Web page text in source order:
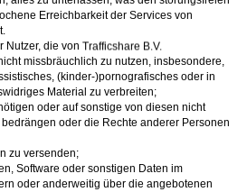
Erreichbarkeit der Services von
Nutzer, die von
missbräuchlich zu nutzen, insbesondere,
(kinder-)pornografisches oder in
Material zu verbreiten;
oder auf sonstige von diesen nicht
oder die Rechte anderer Personen
zu versenden;
Software oder sonstigen Daten im
oder anderweitig über die angebotenen